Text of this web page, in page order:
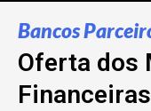
Bancos
Oferta dos